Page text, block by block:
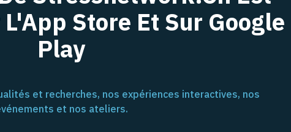
Store Et Sur Google
Play
et recherches, nos expériences interactives, nos
et nos ateliers.